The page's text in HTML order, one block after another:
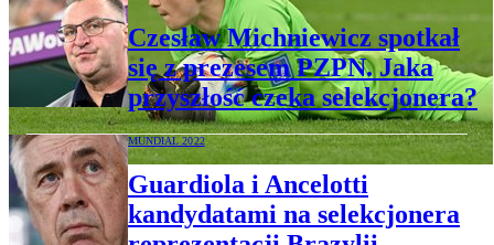
Czesław Michniewicz spotkał
się z prezesem PZPN. Jaka
przyszłość czeka selekcjonera?
MUNDIAL 2022
Guardiola i Ancelotti
kandydatami na selekcjonera